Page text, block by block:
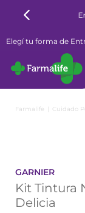
Elegí tu forma de
Cuidado
GARNIER
Kit Tintura
Delicia